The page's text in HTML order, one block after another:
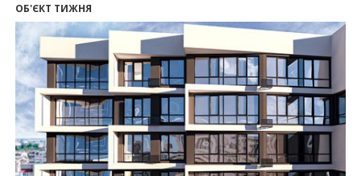
Введено в експлуатацію першу секцію ЖК
SKYGARDEN
11:50
Ведення фасадних робіт у 36 корпусі ЖР
“Княгинин”
09:24
Новобудови Франківська стрімко дорожчають:
скільки в середньому коштує квадратний метр
15.07.2026
12:06
На Франківщині житло за «єОселею» дешевше
на 21%
ОБ'ЄКТ ТИЖНЯ